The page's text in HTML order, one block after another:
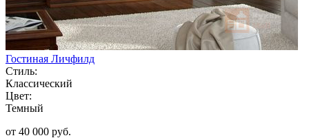
Гостиная Личфилд
Стиль:
Классический
Цвет:
Темный
от 40 000 руб.